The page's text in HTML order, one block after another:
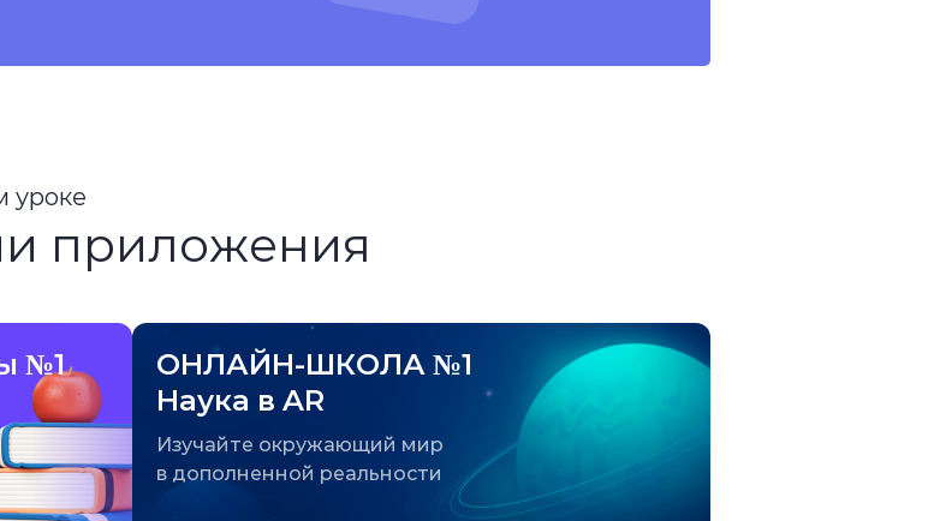
уроке
приложения
№1
ОНЛАЙН-ШКОЛА №1
Наука в AR
Изучайте окружающий мир
в дополненной реальности